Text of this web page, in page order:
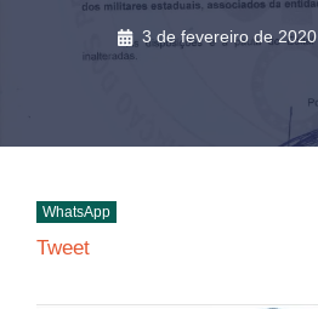
3 de fevereiro de 2020
WhatsApp
Tweet